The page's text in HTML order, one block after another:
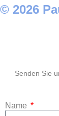
© 2026
Senden Sie
Name